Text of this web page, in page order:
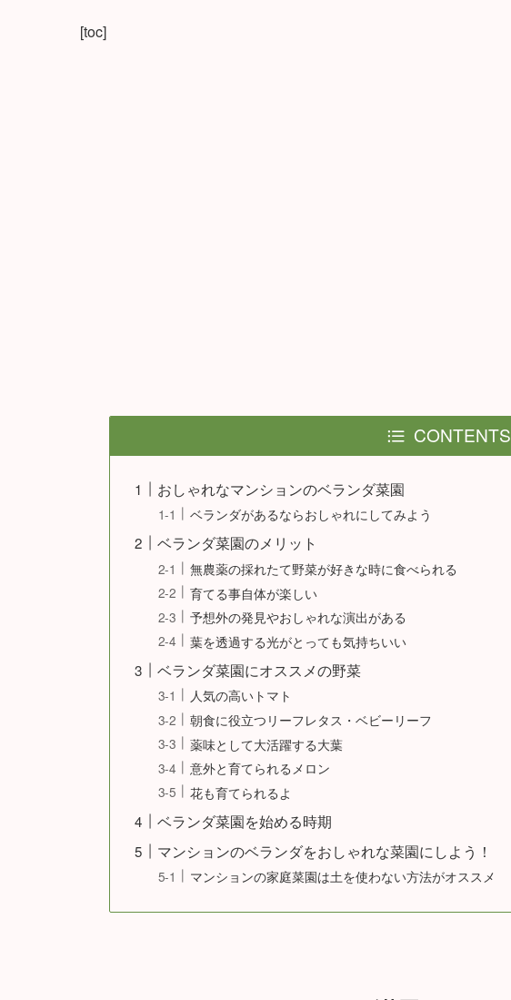
[toc]
CONTENTS
おしゃれなマンションのベランダ菜園
ベランダがあるならおしゃれにしてみよう
ベランダ菜園のメリット
無農薬の採れたて野菜が好きな時に食べられる
育てる事自体が楽しい
予想外の発見やおしゃれな演出がある
葉を透過する光がとっても気持ちいい
ベランダ菜園にオススメの野菜
人気の高いトマト
朝食に役立つリーフレタス・ベビーリーフ
薬味として大活躍する大葉
意外と育てられるメロン
花も育てられるよ
ベランダ菜園を始める時期
マンションのベランダをおしゃれな菜園にしよう！
マンションの家庭菜園は土を使わない方法がオススメ